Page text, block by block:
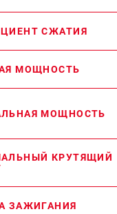
СЖАТИЯ
МОЩНОСТЬ
МОЩНОСТЬ
КРУТЯЩИЙ
ЗАЖИГАНИЯ